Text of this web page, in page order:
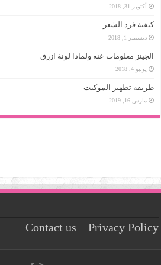
أكتوبر 31, 2018
كيفية فرد الشعر
ديسمبر 1, 2018
الجينز معلومات عنه ولماذا لونة ازرق
يونيو 4, 2018
طريقة تطهير الموكيت
مارس 16, 2019
Contact us Privacy Policy